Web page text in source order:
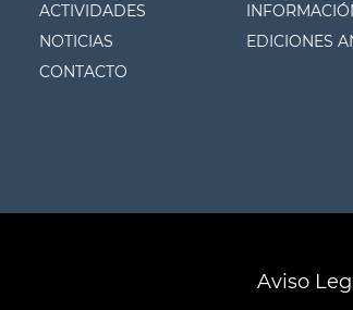
ACTIVIDADES
NOTICIAS
CONTACTO
EDICIONES
Aviso